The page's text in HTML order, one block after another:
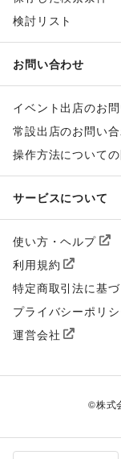
検討リスト
お問い合わせ
イベント出店のお
常設出店のお問い
操作方法について
サービスについて
使い方・ヘルプ
利用規約
特定商取引法に基
プライバシーポリ
運営会社
©株式